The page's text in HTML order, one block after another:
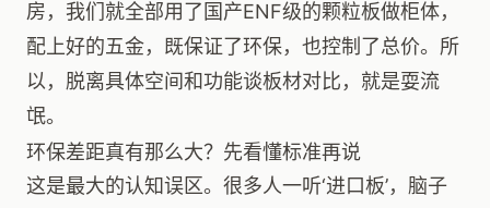
房，我们就全部用了国产ENF级的颗粒板做柜体，
配上好的五金，既保证了环保，也控制了总价。所
以，脱离具体空间和功能谈板材对比，就是耍流
氓。
环保差距真有那么大？先看懂标准再说
这是最大的认知误区。很多人一听‘进口板’，脑子